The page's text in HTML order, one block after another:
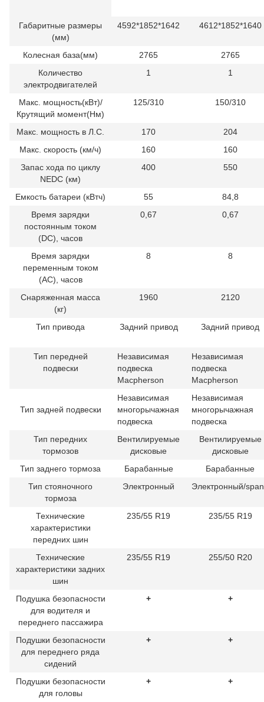
Габаритные размеры
(мм)
4592*1852*1642 4612*1852*1640
Колесная база(мм) 2765
2765
Количество
электродвигателей
1 1
Макс. мощность(кВт)/
Крутящий момент(Нм)
125/310 150/310
Макс. мощность в Л.С. 170
204
Макс. скорость (км/ч)
160
160
Запас хода по циклу
NEDC (км)
400 550
Емкость батареи (кВтч) 55
84,8
Время зарядки
постоянным током
(DC), часов
0,67 0,67
Время зарядки
переменным током
(AC), часов
8 8
Снаряженная масса
(кг)
1960 2120
Тип привода Задний привод Задний привод
Тип передней
подвески
Независимая
подвеска
Macpherson
Независимая
подвеска
Macpherson
Тип задней подвески
Независимая
многорычажная
подвеска
Независимая
многорычажная
подвеска
Тип передних
тормозов
Вентилируемые
дисковые
Вентилируемые
дисковые
Тип заднего тормоза
Барабанные
Барабанные
Тип стояночного
тормоза
Электронный Электронный/
Технические
характеристики
передних шин
235/55 R19 235/55 R19
Технические
характеристики задних
шин
235/55 R19 255/50 R20
Подушка безопасности
для водителя и
переднего пассажира
+ +
Подушки безопасности
для переднего ряда
сидений
+ +
Подушки безопасности
для головы
+ +